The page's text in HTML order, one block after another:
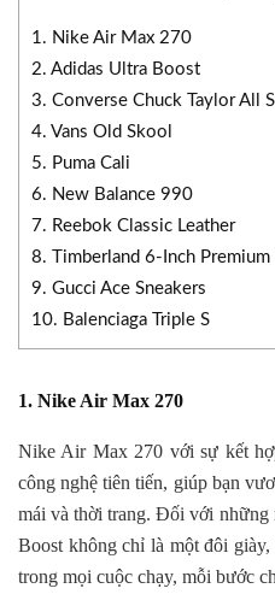
1. Nike Air Max 270
2. Adidas Ultra Boost
3. Converse Chuck Taylor All
4. Vans Old Skool
5. Puma Cali
6. New Balance 990
7. Reebok Classic Leather
8. Timberland 6-Inch
9. Gucci Ace Sneakers
10. Balenciaga Triple S
1. Nike Air Max 270
Nike Air Max 270 với sự kết
công nghệ tiên tiến, giúp bạn
mái và thời trang. Đối với những
Boost không chỉ là một đôi
trong mọi cuộc chạy, mỗi bước